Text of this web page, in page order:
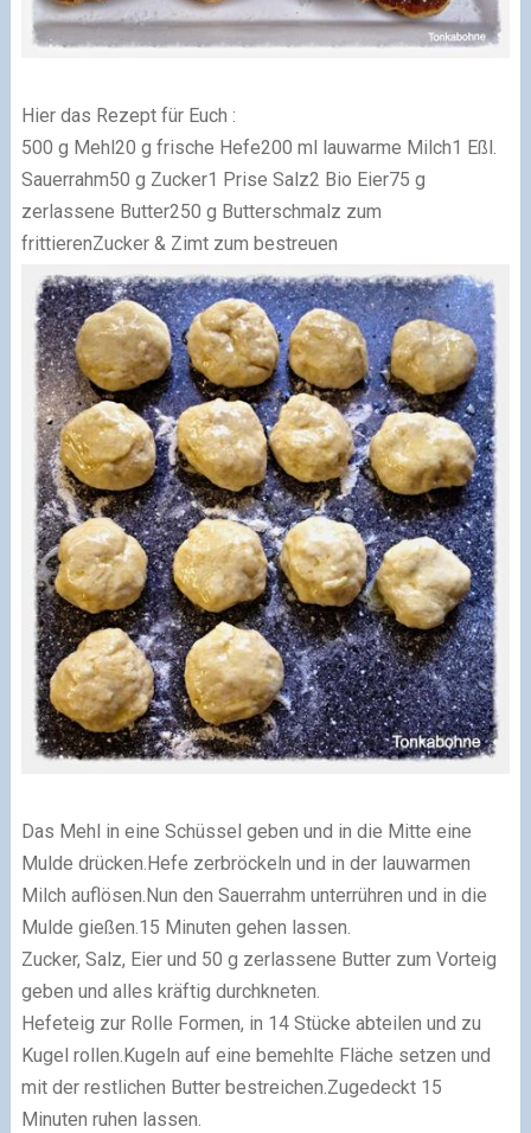
Hier das Rezept für Euch :
500 g Mehl20 g frische Hefe200 ml lauwarme Milch1 Eßl.
Sauerrahm50 g Zucker1 Prise Salz2 Bio Eier75 g
zerlassene Butter250 g Butterschmalz zum
frittierenZucker & Zimt zum bestreuen
Das Mehl in eine Schüssel geben und in die Mitte eine
Mulde drücken.Hefe zerbröckeln und in der lauwarmen
Milch auflösen.Nun den Sauerrahm unterrühren und in die
Mulde gießen.15 Minuten gehen lassen.
Zucker, Salz, Eier und 50 g zerlassene Butter zum Vorteig
geben und alles kräftig durchkneten.
Hefeteig zur Rolle Formen, in 14 Stücke abteilen und zu
Kugel rollen.Kugeln auf eine bemehlte Fläche setzen und
mit der restlichen Butter bestreichen.Zugedeckt 15
Minuten ruhen lassen.